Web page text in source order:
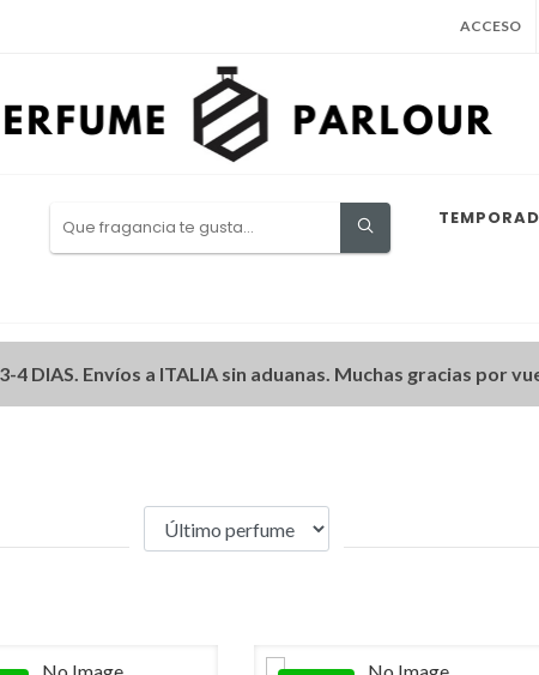
ACCESO
4 DIAS. Envíos a ITALIA sin aduanas. Muchas gracias por